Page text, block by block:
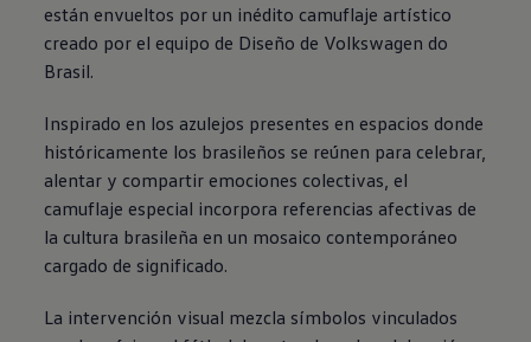
están envueltos por un inédito camuflaje artístico
creado por el equipo de Diseño de Volkswagen do
Brasil.
Inspirado en los azulejos presentes en espacios donde
históricamente los brasileños se reúnen para celebrar,
alentar y compartir emociones colectivas, el
camuflaje especial incorpora referencias afectivas de
la cultura brasileña en un mosaico contemporáneo
cargado de significado.
La intervención visual mezcla símbolos vinculados